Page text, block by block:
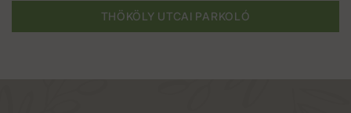
THÖKÖLY UTCAI PARKOLÓ